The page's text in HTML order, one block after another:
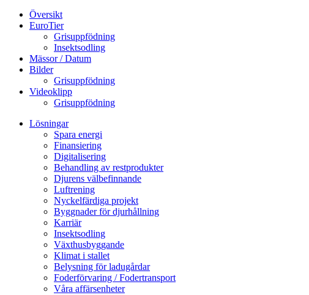
Översikt
EuroTier
Grisuppfödning
Insektsodling
Mässor / Datum
Bilder
Grisuppfödning
Videoklipp
Grisuppfödning
Lösningar
Spara energi
Finansiering
Digitalisering
Behandling av restprodukter
Djurens välbefinnande
Luftrening
Nyckelfärdiga projekt
Byggnader för djurhållning
Karriär
Insektsodling
Växthusbyggande
Klimat i stallet
Belysning för ladugårdar
Foderförvaring / Fodertransport
Våra affärsenheter